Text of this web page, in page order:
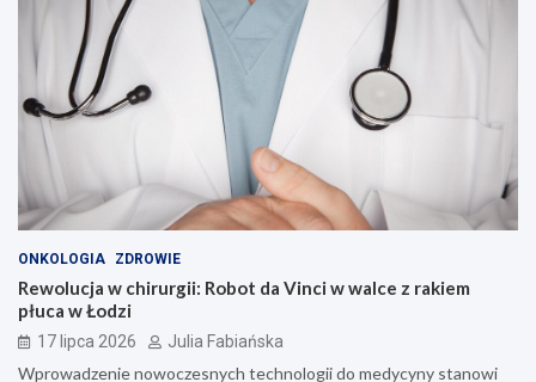
ONKOLOGIA ZDROWIE
Rewolucja w chirurgii: Robot da Vinci w walce z rakiem
płuca w Łodzi
17 lipca 2026 Julia Fabiańska
Wprowadzenie nowoczesnych technologii do medycyny stanowi